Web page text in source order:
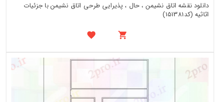
دانلود نقشه اتاق نشیمن ، حال ، پذیرایی طرحی اتاق نشیمن با جزئیات
اثاثیه (کد151381)